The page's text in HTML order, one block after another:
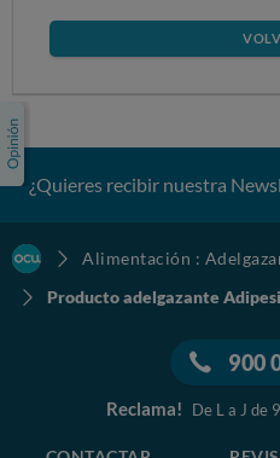
¿Quieres recibir nuestra
Alimentación :
Producto adelgazante
900
Reclama! De L a J de